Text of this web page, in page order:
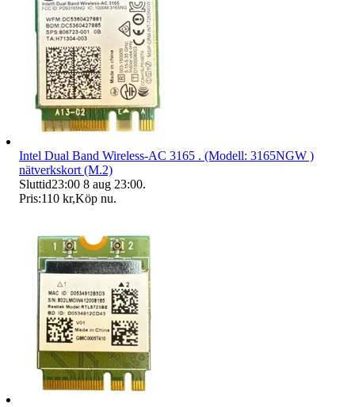
Intel Dual Band Wireless-AC 3165 . (Modell: 3165NGW )
nätverkskort (M.2)
Sluttid23:00 8 aug 23:00.
Pris:110 kr,Köp nu.